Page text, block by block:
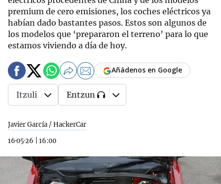
premium de cero emisiones, los coches eléctricos ya
habían dado bastantes pasos. Estos son algunos de
los modelos que ‘prepararon el terreno’ para lo que
estamos viviendo a día de hoy.
Javier García / HackerCar
16·05·26
16:00
Añádenos en Google
Itzuli Entzun